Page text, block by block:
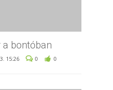
a bontóban
15:26 0 0